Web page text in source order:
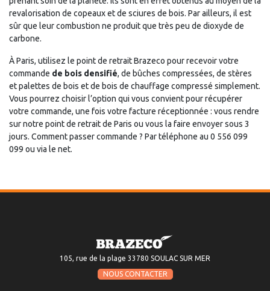
revalorisation de copeaux et de sciures de bois. Par ailleurs, il est
sûr que leur combustion ne produit que très peu de dioxyde de
carbone.
À Paris, utilisez le point de retrait Brazeco pour recevoir votre
commande de bois densifié, de bûches compressées, de stères
et palettes de bois et de bois de chauffage compressé simplement.
Vous pourrez choisir l’option qui vous convient pour récupérer
votre commande, une fois votre facture réceptionnée : vous rendre
sur notre point de retrait de Paris ou vous la faire envoyer sous 3
jours. Comment passer commande ? Par téléphone au 0 556 099
099 ou via le net.
105, rue de la plage 33780 SOULAC SUR MER
NOUS CONTACTER